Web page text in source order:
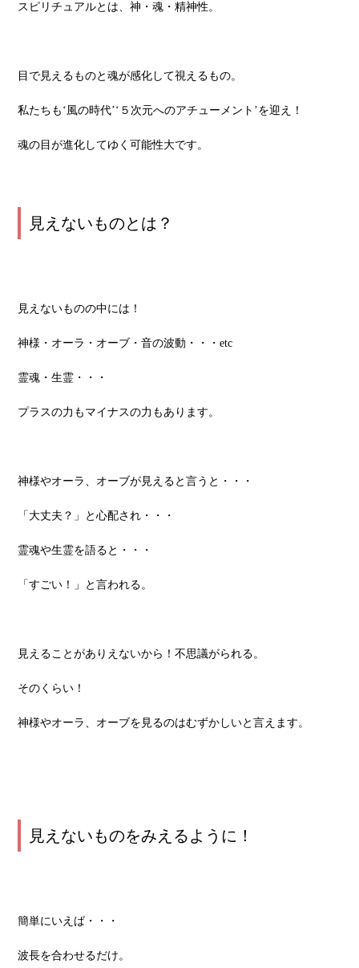
スピリチュアルとは、神・魂・精神性。
目で見えるものと魂が感化して視えるもの。
私たちも‘風の時代’‘５次元へのアチューメント’を迎え！
魂の目が進化してゆく可能性大です。
見えないものとは？
見えないものの中には！
神様・オーラ・オーブ・音の波動・・・etc
霊魂・生霊・・・
プラスの力もマイナスの力もあります。
神様やオーラ、オーブが見えると言うと・・・
「大丈夫？」と心配され・・・
霊魂や生霊を語ると・・・
「すごい！」と言われる。
見えることがありえないから！不思議がられる。
そのくらい！
神様やオーラ、オーブを見るのはむずかしいと言えます。
見えないものをみえるように！
簡単にいえば・・・
波長を合わせるだけ。